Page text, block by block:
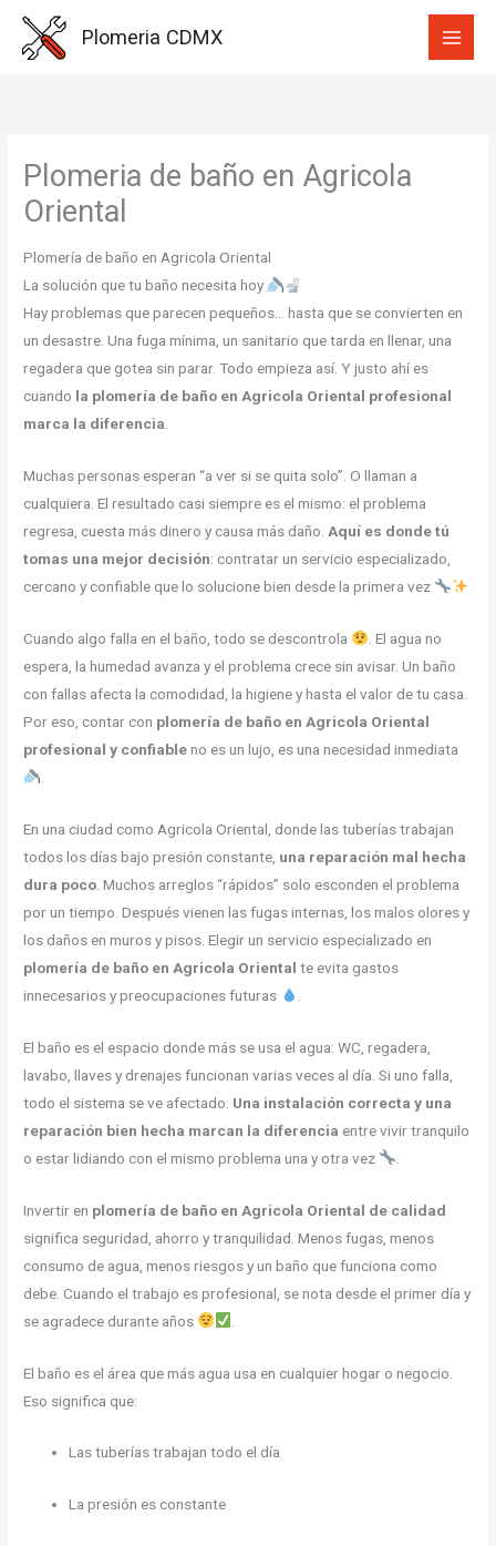
Plomeria CDMX
Plomeria de baño en Agricola
Oriental
Plomería de baño en Agricola Oriental
La solución que tu baño necesita hoy
Hay problemas que parecen pequeños… hasta que se convierten en
un desastre. Una fuga mínima, un sanitario que tarda en llenar, una
regadera que gotea sin parar. Todo empieza así. Y justo ahí es
cuando la plomería de baño en Agricola Oriental profesional
marca la diferencia.
Muchas personas esperan “a ver si se quita solo”. O llaman a
cualquiera. El resultado casi siempre es el mismo: el problema
regresa, cuesta más dinero y causa más daño. Aquí es donde tú
tomas una mejor decisión: contratar un servicio especializado,
cercano y confiable que lo solucione bien desde la primera vez
Cuando algo falla en el baño, todo se descontrola
. El agua no
espera, la humedad avanza y el problema crece sin avisar. Un baño
con fallas afecta la comodidad, la higiene y hasta el valor de tu casa.
Por eso, contar con plomería de baño en Agricola Oriental
profesional y confiableno es un lujo, es una necesidad inmediata
En una ciudad como Agricola Oriental, donde las tuberías trabajan
todos los días bajo presión constante, una reparación mal hecha
dura poco . Muchos arreglos “rápidos” solo esconden el problema
por un tiempo. Después vienen las fugas internas, los malos olores y
los daños en muros y pisos. Elegir un servicio especializado en
plomería de baño en Agricola Oriental te evita gastos
innecesarios y preocupaciones futuras
El baño es el espacio donde más se usa el agua: WC, regadera,
lavabo, llaves y drenajes funcionan varias veces al día. Si uno falla,
todo el sistema se ve afectado. Una instalación correcta y una
reparación bien hecha marcan la diferencia entre vivir tranquilo
o estar lidiando con el mismo problema una y otra vez
Invertir en plomería de baño en Agricola Oriental de calidad
significa seguridad, ahorro y tranquilidad. Menos fugas, menos
consumo de agua, menos riesgos y un baño que funciona como
debe. Cuando el trabajo es profesional, se nota desde el primer día y
se agradece durante años
El baño es el área que más agua usa en cualquier hogar o negocio.
Eso significa que:
Las tuberías trabajan todo el día
La presión es constante